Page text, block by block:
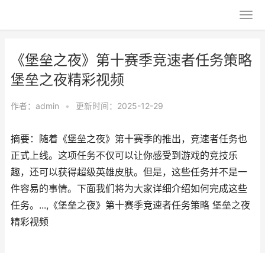
《堡垒之夜》第十赛季竞速者任务策略
堡垒之夜精彩视频
作者： admin • 更新时间：2025-12-29
摘要：随着《堡垒之夜》第十赛季的推出，竞速者任务也
正式上线。这项任务不仅可以让你感受到游戏的竞技乐
趣，还可以获得超级英雄皮肤。但是，这些任务并不是一
件容易的事情。下面我们将为大家详细介绍如何完成这些
任务。...,《堡垒之夜》第十赛季竞速者任务策略 堡垒之夜
精彩视频